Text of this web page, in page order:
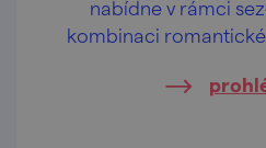
nabídne v rámci
kombinaci